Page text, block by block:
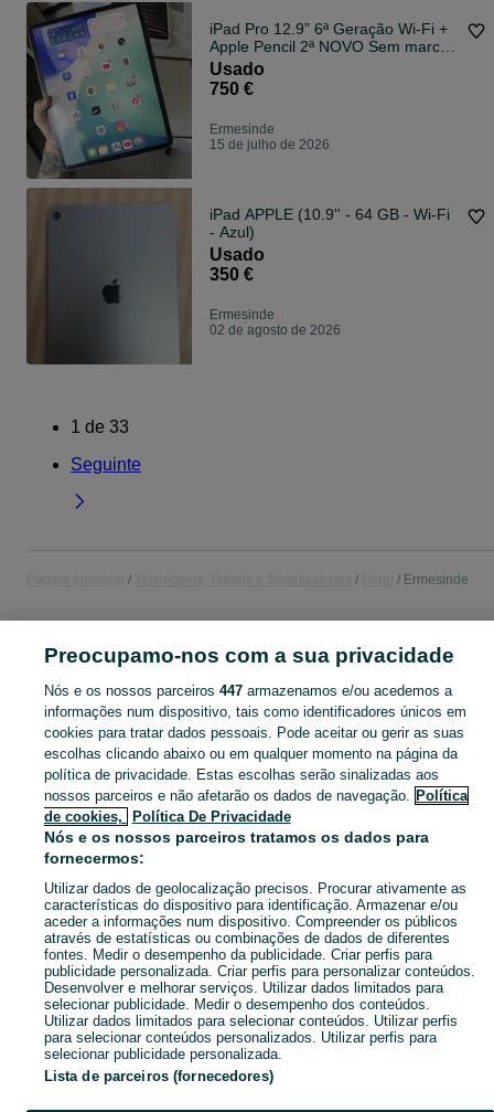
iPad Pro 12.9” 6ª Geração Wi-Fi +
Apple Pencil 2ª NOVO Sem marcas
de uso
Usado
750 €
Ermesinde
15 de julho de 2026
iPad APPLE (10.9'' - 64 GB - Wi-Fi
- Azul)
Usado
350 €
Ermesinde
02 de agosto de 2026
1 de 33
Seguinte
Ermesinde
CATEGORIA
Anúncios Classificados Telemóveis, Tablets e Acessórios Ermesinde. Veja os anúncios ou publique o seu anúncio grátis no OLX Portugal. Mostrar
Mapa do site
Mapa das freguesias
Mapa de mini-sites
Pesquisas populares
Preocupamo-nos com a sua privacidade
Nós e os nossos parceiros 447armazenamos e/ou acedemos a
informações num dispositivo, tais como identificadores únicos em
cookies para tratar dados pessoais. Pode aceitar ou gerir as suas
escolhas clicando abaixo ou em qualquer momento na página da
política de privacidade. Estas escolhas serão sinalizadas aos
nossos parceiros e não afetarão os dados de navegação. Política
de cookies,
Política De Privacidade
Nós e os nossos parceiros tratamos os dados para
fornecermos:
Utilizar dados de geolocalização precisos. Procurar ativamente as
características do dispositivo para identificação. Armazenar e/ou
aceder a informações num dispositivo. Compreender os públicos
através de estatísticas ou combinações de dados de diferentes
fontes. Medir o desempenho da publicidade. Criar perfis para
publicidade personalizada. Criar perfis para personalizar conteúdos.
Desenvolver e melhorar serviços. Utilizar dados limitados para
selecionar publicidade. Medir o desempenho dos conteúdos.
Utilizar dados limitados para selecionar conteúdos. Utilizar perfis
para selecionar conteúdos personalizados. Utilizar perfis para
selecionar publicidade personalizada.
Lista de parceiros (fornecedores)